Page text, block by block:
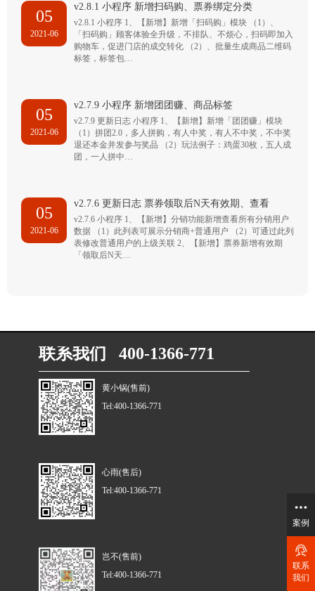
05
2021-06
v2.8.1 小程序 新增扫码购、票券绑定分类
v2.8.1 小程序 1、【新增】新增「扫码购」模块 （1）、
「扫码购」顾客体验全升级，不排队、不烦心，扫码即加入
购物车，促进门店的成交转化 （2）、批量生成商品二维码
标签，标签包…
05
2021-06
v2.7.9 小程序 新增团团赚、商品标签
v2.7.9 更新日志 小程序 1、【新增】新增「团团赚」模块
（1）拼团2.0，多人拼购，有人中奖，有人不中奖，不中奖
退还本金并发参与奖品 （2）玩法例子：鸡蛋30枚，五人成
团，一人拼中…
05
2021-06
v2.7.6 更新日志 票券领取后N天有效期、查看
v2.7.6 小程序 1、【新增】分销功能新增查看所有分销用户
数据 （1）此列表可展示分销商+普通用户 （2）可通过此列
表修改普通用户的上级关联 2、【新增】票券新增有效期
「领取后N天…
联系我们 400-1366-771
黄小锅(售前)
Tel:400-1366-771
心雨(售后)
Tel:400-1366-771
岂不(售前)
Tel:400-1366-771
案例
联系
我们